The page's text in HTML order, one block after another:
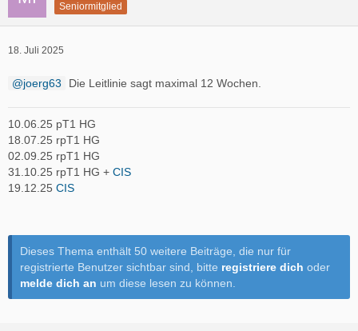
Seniormitglied
18. Juli 2025
joerg63 Die Leitlinie sagt maximal 12 Wochen.
10.06.25 pT1 HG
18.07.25 rpT1 HG
02.09.25 rpT1 HG
31.10.25 rpT1 HG + CIS
19.12.25 CIS
Dieses Thema enthält 50 weitere Beiträge, die nur für
registrierte Benutzer sichtbar sind, bitte registriere dich oder
melde dich an um diese lesen zu können.